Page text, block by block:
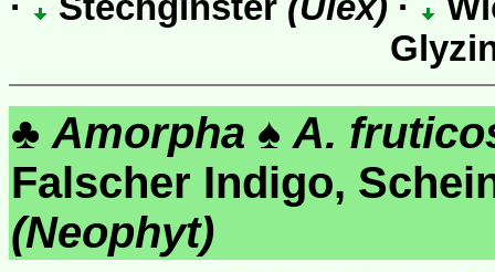
♣ Amorpha ♠ A.
Falscher Indigo,
(Neophyt)